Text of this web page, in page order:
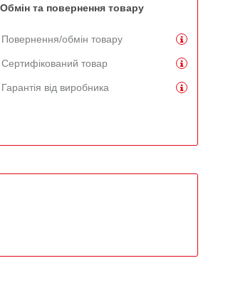
Обмін та повернення товару
Повернення/обмін товару
Сертифікований товар
Гарантія від виробника